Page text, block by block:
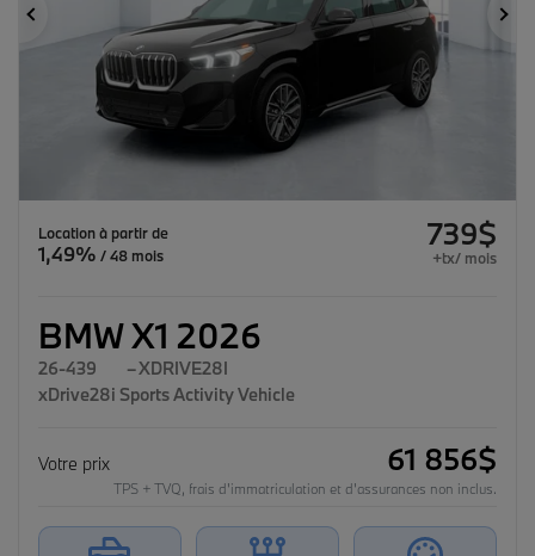
Précédent
Locationà partir de
1,49% / 48 mois
739$
+tx/ mois
BMW X1 2026
26-439
– XDRIVE28I
xDrive28i Sports Activity Vehicle
Votre prix 61 856$
TPS + TVQ, frais d'immatriculation et d'assurances non inclus.